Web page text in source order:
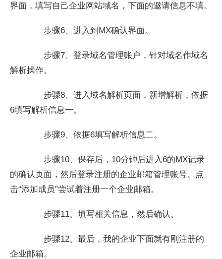
界面，填写自己企业网站域名，下面的邀请信息不填。
步骤6、进入到MX确认界面。
步骤7、登录域名管理账户，针对域名作域名
解析操作。
步骤8、进入域名解析页面，新增解析，依据
6填写解析信息一。
步骤9、依据6填写解析信息二。
步骤10、保存后，10分钟后进入6的MX记录
的确认页面，然后登录注册的企业邮箱管理账号。点
击“添加成员”尝试着注册一个企业邮箱。
步骤11、填写相关信息，然后确认。
步骤12、最后，我的企业下面就有刚注册的
企业邮箱。